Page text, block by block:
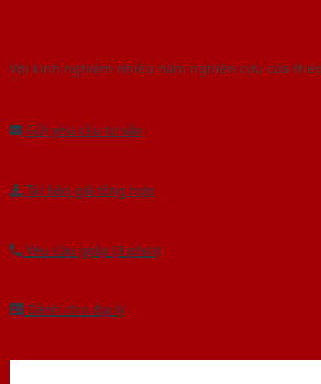
Với kinh nghiệm nhiêu năm nghiên cứu cửa
Gửi yêu cầu tư vấn
Tải báo giá tổng hợp
Yêu cầu gọi lại (3 phút)
Dành cho đại lý